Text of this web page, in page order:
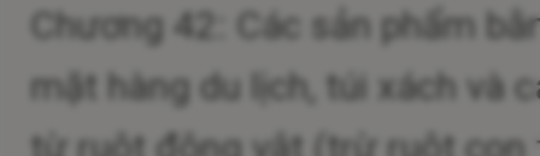
Chương 42: Các sản phẩm
mặt hàng du lịch, túi xách và